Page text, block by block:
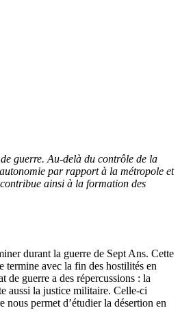
guerre. Au-delà du contrôle de la
par rapport à la métropole et
ainsi à la formation des
durant la guerre de Sept Ans. Cette
termine avec la fin des hostilités en
de guerre a des répercussions : la
aussi la justice militaire. Celle-ci
nous permet d’étudier la désertion en